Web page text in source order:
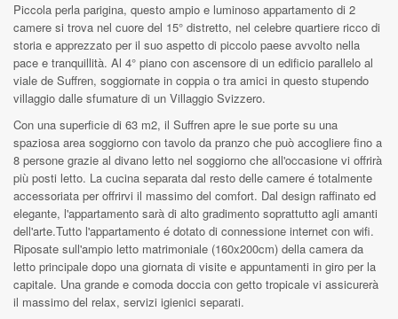
Piccola perla parigina, questo ampio e luminoso appartamento di 2
camere si trova nel cuore del 15° distretto, nel celebre quartiere ricco di
storia e apprezzato per il suo aspetto di piccolo paese avvolto nella
pace e tranquillità. Al 4° piano con ascensore di un edificio parallelo al
viale de Suffren, soggiornate in coppia o tra amici in questo stupendo
villaggio dalle sfumature di un Villaggio Svizzero.
Con una superficie di 63 m2, il Suffren apre le sue porte su una
spaziosa area soggiorno con tavolo da pranzo che può accogliere fino a
8 persone grazie al divano letto nel soggiorno che all'occasione vi offrirà
più posti letto. La cucina separata dal resto delle camere é totalmente
accessoriata per offrirvi il massimo del comfort. Dal design raffinato ed
elegante, l'appartamento sarà di alto gradimento soprattutto agli amanti
dell'arte.Tutto l'appartamento é dotato di connessione internet con wifi.
Riposate sull'ampio letto matrimoniale (160x200cm) della camera da
letto principale dopo una giornata di visite e appuntamenti in giro per la
capitale. Una grande e comoda doccia con getto tropicale vi assicurerà
il massimo del relax, servizi igienici separati.